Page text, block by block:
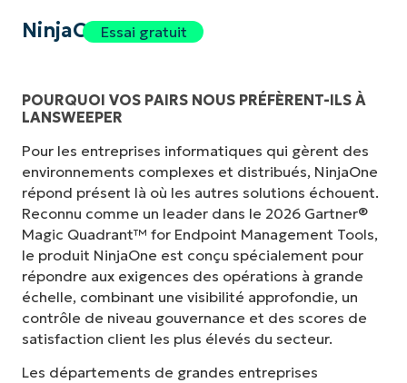
NinjaOneEssai gratuit
POURQUOI VOS PAIRS NOUS PRÉFÈRENT-ILS À
LANSWEEPER
Pour les entreprises informatiques qui gèrent des
environnements complexes et distribués, NinjaOne
répond présent là où les autres solutions échouent.
Reconnu comme un leader dans le 2026 Gartner®
Magic Quadrant™ for Endpoint Management Tools,
le produit NinjaOne est conçu spécialement pour
répondre aux exigences des opérations à grande
échelle, combinant une visibilité approfondie, un
contrôle de niveau gouvernance et des scores de
satisfaction client les plus élevés du secteur.
Les départements de grandes entreprises